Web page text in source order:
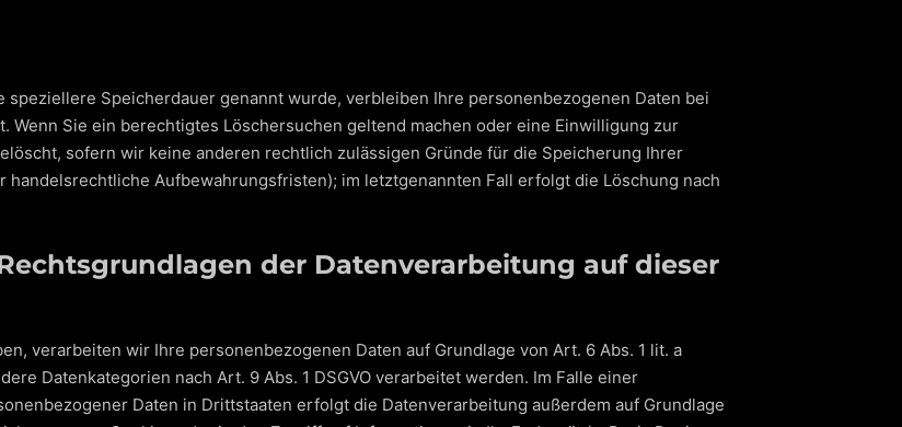
Speicherdauer genannt wurde, verbleiben Ihre personenbezogenen Daten bei
Wenn Sie ein berechtigtes Löschersuchen geltend machen oder eine Einwilligung zur
sofern wir keine anderen rechtlich zulässigen Gründe für die Speicherung Ihrer
handelsrechtliche Aufbewahrungsfristen); im letztgenannten Fall erfolgt die Löschung nach
der Datenverarbeitung auf dieser
verarbeiten wir Ihre personenbezogenen Daten auf Grundlage von Art. 6 Abs. 1 lit. a
Datenkategorien nach Art. 9 Abs. 1 DSGVO verarbeitet werden. Im Falle einer
Daten in Drittstaaten erfolgt die Datenverarbeitung außerdem auf Grundlage